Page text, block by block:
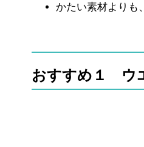
かたい素材よりも
おすすめ１ ウ